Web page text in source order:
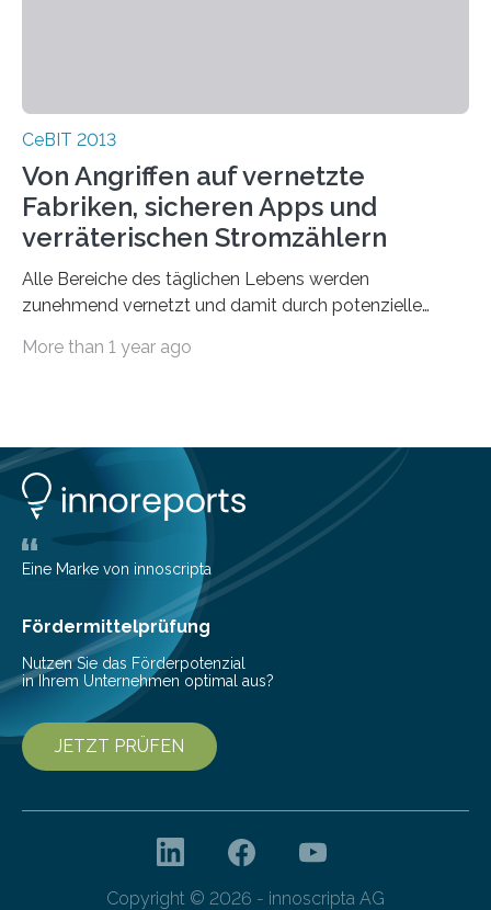
CeBIT 2013
Von Angriffen auf vernetzte
Fabriken, sicheren Apps und
verräterischen Stromzählern
Alle Bereiche des täglichen Lebens werden
zunehmend vernetzt und damit durch potenzielle
Bundesministerium…
More than 1 year ago
Eine Marke von innoscripta
Fördermittelprüfung
Nutzen Sie das Förderpotenzial
in Ihrem Unternehmen optimal aus?
JETZT PRÜFEN
Copyright © 2026 - innoscripta AG